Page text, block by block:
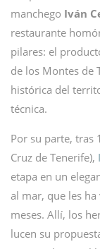
manchego Iván
restaurante
pilares: el
de los Montes de
histórica del
técnica.
Por su parte, tras
Cruz de Tenerife),
etapa en un
al mar, que les
meses. Allí, los
lucen su